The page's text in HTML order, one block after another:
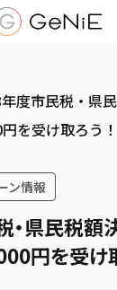
度市民税・県
を受け取ろう！
ン情報
・県民税額
円を受け